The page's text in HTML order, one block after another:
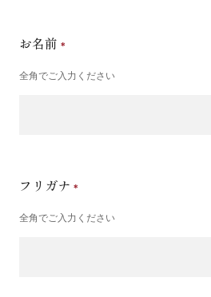
お名前
全角でご入力ください
フリガナ
全角でご入力ください